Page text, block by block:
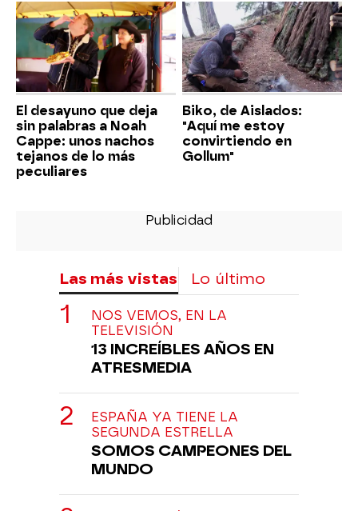
El desayuno que deja
sin palabras a Noah
Cappe: unos nachos
tejanos de lo más
peculiares
Biko, de Aislados:
"Aquí me estoy
convirtiendo en
Gollum"
Las más vistas Lo último
NOS VEMOS, EN LA
TELEVISIÓN
13 INCREÍBLES AÑOS EN
ATRESMEDIA
ESPAÑA YA TIENE LA
SEGUNDA ESTRELLA
SOMOS CAMPEONES DEL
MUNDO